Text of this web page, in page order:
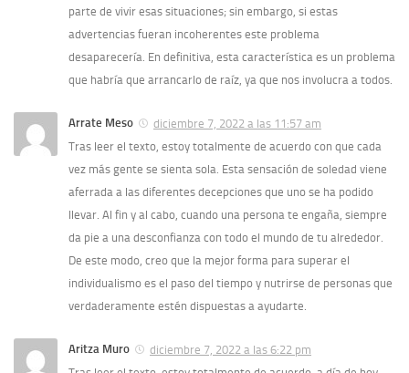
parte de vivir esas situaciones; sin embargo, si estas
advertencias fueran incoherentes este problema
desaparecería. En definitiva, esta característica es un problema
que habría que arrancarlo de raíz, ya que nos involucra a todos.
Arrate Meso
diciembre 7, 2022 a las 11:57 am
Tras leer el texto, estoy totalmente de acuerdo con que cada
vez más gente se sienta sola. Esta sensación de soledad viene
aferrada a las diferentes decepciones que uno se ha podido
llevar. Al fin y al cabo, cuando una persona te engaña, siempre
da pie a una desconfianza con todo el mundo de tu alrededor.
De este modo, creo que la mejor forma para superar el
individualismo es el paso del tiempo y nutrirse de personas que
verdaderamente estén dispuestas a ayudarte.
Aritza Muro
diciembre 7, 2022 a las 6:22 pm